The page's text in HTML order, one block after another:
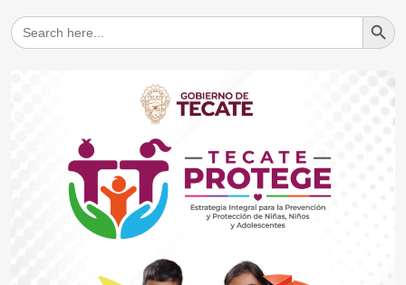
Search
for:
Search